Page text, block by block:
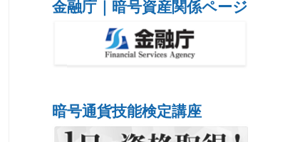
金融庁｜暗号資産関係ページ
暗号通貨技能検定講座